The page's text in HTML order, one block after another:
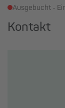
Ausgebucht -
Kontakt